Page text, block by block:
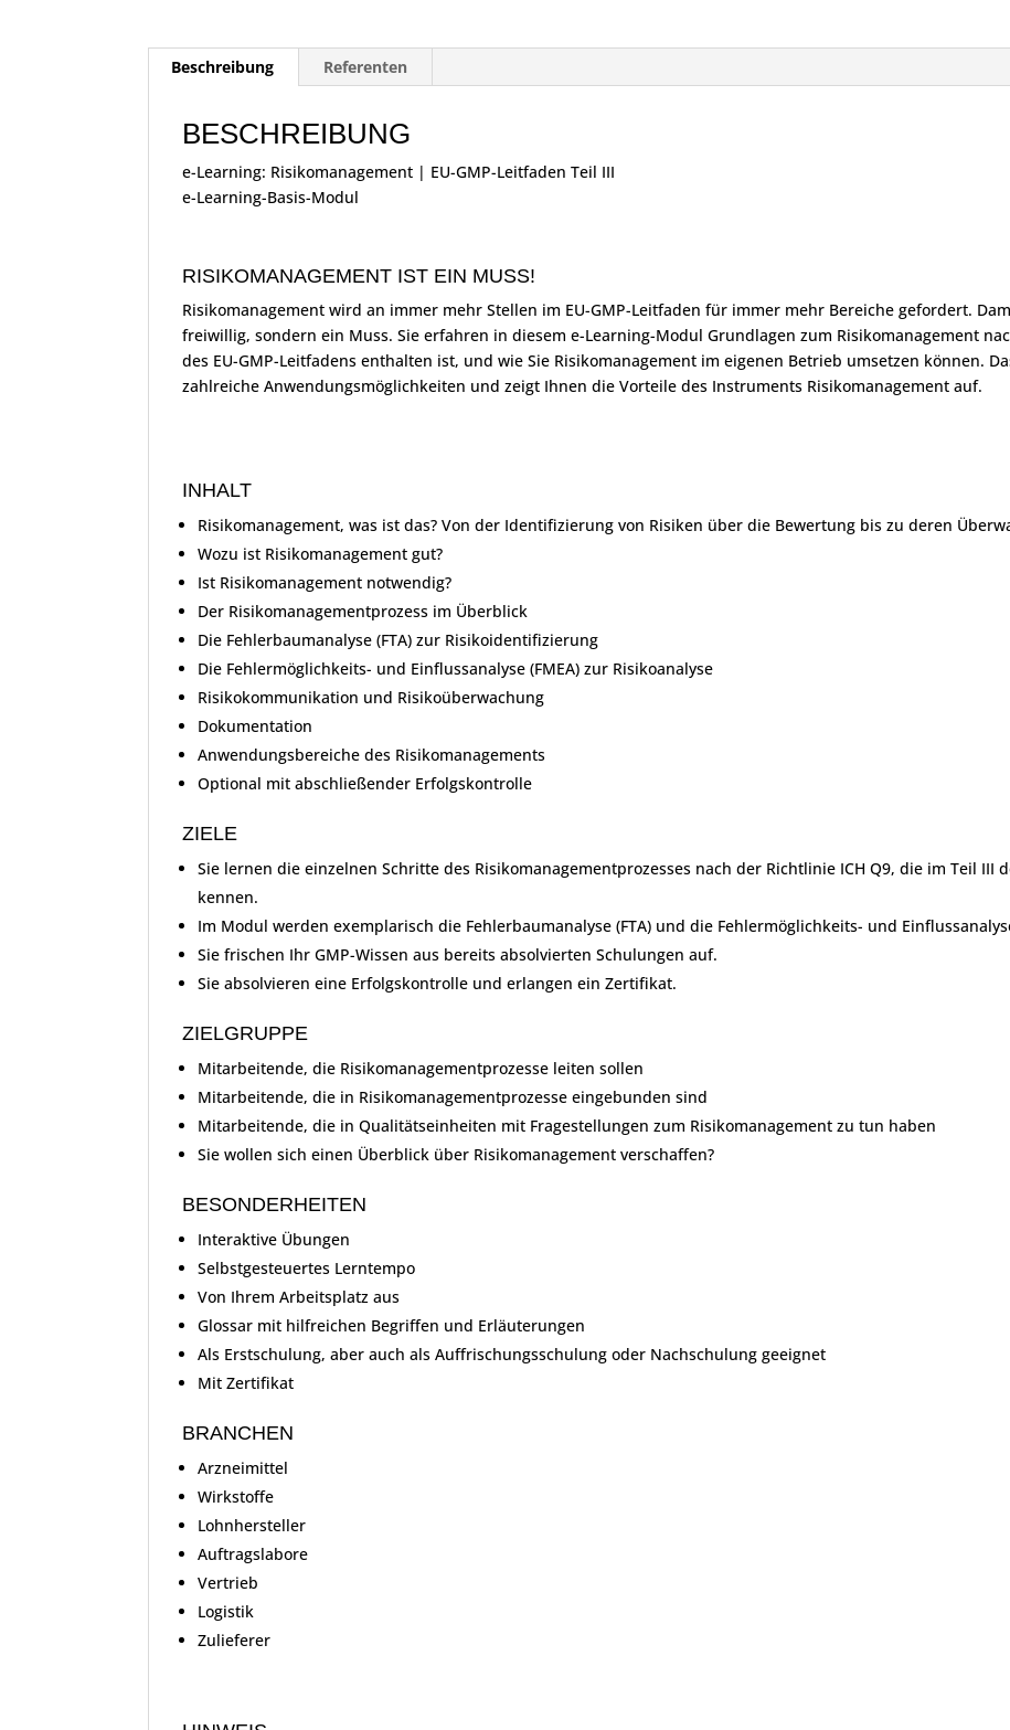
Beschreibung Referenten
BESCHREIBUNG
e-Learning: Risikomanagement | EU-GMP-Leitfaden Teil III
e-Learning-Basis-Modul
RISIKOMANAGEMENT IST EIN MUSS!
Risikomanagement wird an immer mehr Stellen im EU-GMP-Leitfaden für immer mehr Bereiche gefordert.
freiwillig, sondern ein Muss. Sie erfahren in diesem e-Learning-Modul Grundlagen zum Risikomanagement
des EU-GMP-Leitfadens enthalten ist, und wie Sie Risikomanagement im eigenen Betrieb umsetzen können.
zahlreiche Anwendungsmöglichkeiten und zeigt Ihnen die Vorteile des Instruments Risikomanagement auf.
INHALT
Risikomanagement, was ist das? Von der Identifizierung von Risiken über die Bewertung bis zu deren
Wozu ist Risikomanagement gut?
Ist Risikomanagement notwendig?
Der Risikomanagementprozess im Überblick
Die Fehlerbaumanalyse (FTA) zur Risikoidentifizierung
Die Fehlermöglichkeits- und Einflussanalyse (FMEA) zur Risikoanalyse
Risikokommunikation und Risikoüberwachung
Dokumentation
Anwendungsbereiche des Risikomanagements
Optional mit abschließender Erfolgskontrolle
ZIELE
Sie lernen die einzelnen Schritte des Risikomanagementprozesses nach der Richtlinie ICH Q9, die im Teil III
kennen.
Im Modul werden exemplarisch die Fehlerbaumanalyse (FTA) und die Fehlermöglichkeits- und
Sie frischen Ihr GMP-Wissen aus bereits absolvierten Schulungen auf.
Sie absolvieren eine Erfolgskontrolle und erlangen ein Zertifikat.
ZIELGRUPPE
Mitarbeitende, die Risikomanagementprozesse leiten sollen
Mitarbeitende, die in Risikomanagementprozesse eingebunden sind
Mitarbeitende, die in Qualitätseinheiten mit Fragestellungen zum Risikomanagement zu tun haben
Sie wollen sich einen Überblick über Risikomanagement verschaffen?
BESONDERHEITEN
Interaktive Übungen
Selbstgesteuertes Lerntempo
Von Ihrem Arbeitsplatz aus
Glossar mit hilfreichen Begriffen und Erläuterungen
Als Erstschulung, aber auch als Auffrischungsschulung oder Nachschulung geeignet
Mit Zertifikat
BRANCHEN
Arzneimittel
Wirkstoffe
Lohnhersteller
Auftragslabore
Vertrieb
Logistik
Zulieferer